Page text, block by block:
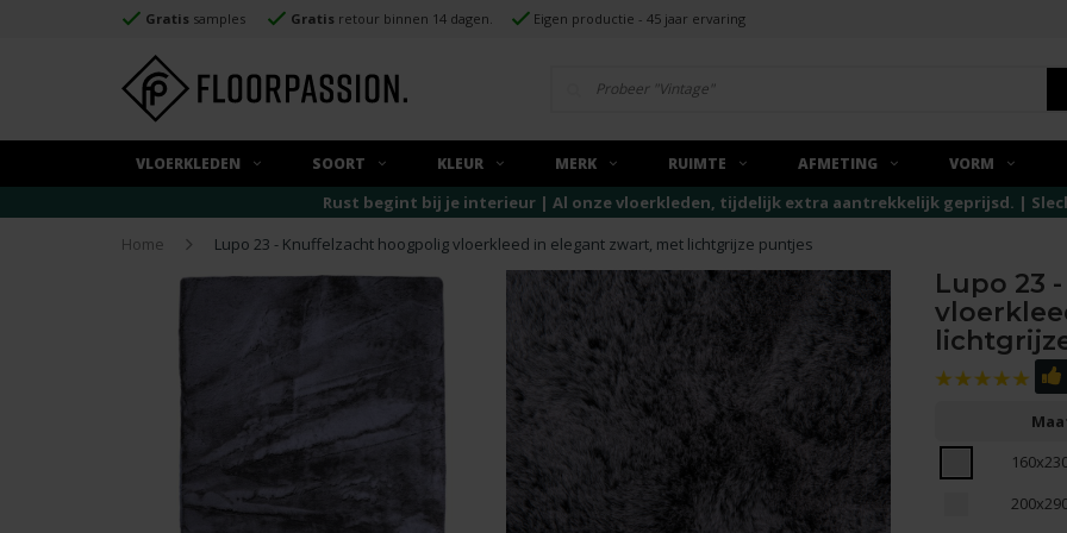
Gratis samples Gratis retour binnen 14 dagen. Eigen productie - 45 jaar ervaring
VLOERKLEDEN SOORT KLEUR MERK RUIMTE AFMETING VORM
Rust begint bij je interieur | Al onze vloerkleden, tijdelijk extra aantrekkelijk geprijsd. |
Home
Lupo 23 - Knuffelzacht hoogpolig vloerkleed in elegant zwart, met lichtgrijze puntjes
Lupo 23